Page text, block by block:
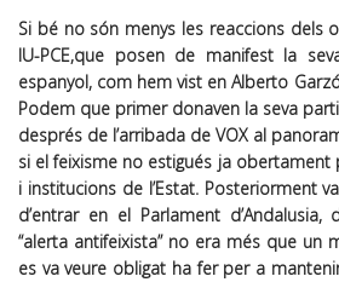
Si bé no són menys les reaccions dels
IU-PCE,que posen de manifest la
espanyol, com hem vist en Alberto
Podem que primer donaven la seva
després de l’arribada de VOX al
si el feixisme no estigués ja
i institucions de l’Estat. Posteriorment
d’entrar en el Parlament
“alerta antifeixista” no era més que un
es va veure obligat ha fer per a